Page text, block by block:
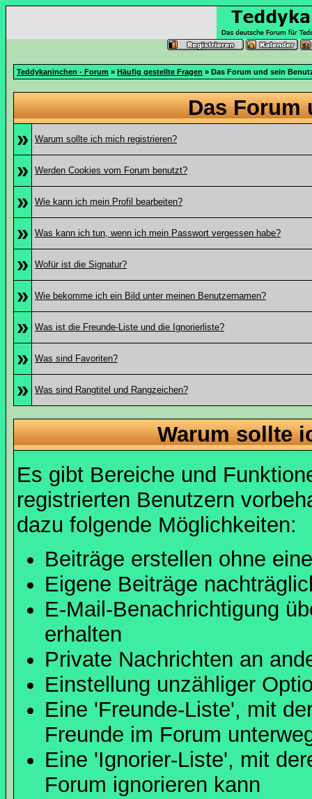
Teddykaninchen - Forum » Häufig gestellte Fragen » Das Forum und sein
Das Forum
»
Warum sollte ich mich registrieren?
» Werden Cookies vom Forum benutzt?
» Wie kann ich mein Profil bearbeiten?
» Was kann ich tun, wenn ich mein Passwort vergessen habe?
» Wofür ist die Signatur?
» Wie bekomme ich ein Bild unter meinen Benutzernamen?
» Was ist die Freunde-Liste und die Ignorierliste?
» Was sind Favoriten?
» Was sind Rangtitel und Rangzeichen?
Warum sollte
Es gibt Bereiche und
registrierten Benutzern
dazu folgende Möglichkeiten:
Beiträge erstellen ohne
Eigene Beiträge
E-Mail-Benachrichtigung
erhalten
Private Nachrichten an
Einstellung unzähliger
Eine 'Freunde-Liste', mit
Freunde im Forum
Eine 'Ignorier-Liste', mit
Forum ignorieren kann